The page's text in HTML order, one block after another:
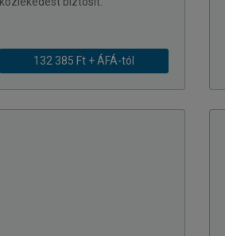
132 385 Ft + ÁFÁ-tól